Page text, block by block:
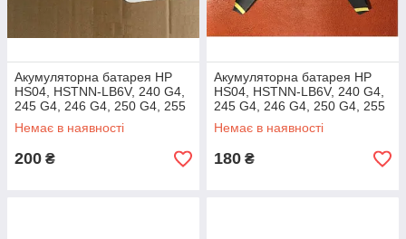
Акумуляторна батарея HP
HS04, HSTNN-LB6V, 240 G4,
245 G4, 246 G4, 250 G4, 255
G4, 256 G4
Немає в наявності
200 ₴
Акумуляторна батарея HP
HS04, HSTNN-LB6V, 240 G4,
245 G4, 246 G4, 250 G4, 255
G4, 256 G4
Немає в наявності
180 ₴